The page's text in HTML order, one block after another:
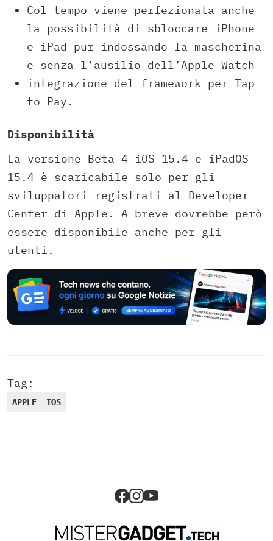
Col tempo viene perfezionata anche
la possibilità di sbloccare iPhone
e iPad pur indossando la mascherina
e senza l’ausilio dell’Apple Watch
integrazione del framework per Tap
to Pay.
Disponibilità
La versione Beta 4 iOS 15.4 e iPadOS
15.4 è scaricabile solo per gli
sviluppatori registrati al Developer
Center di Apple. A breve dovrebbe però
essere disponibile anche per gli
utenti.
Tag:
APPLE IOS